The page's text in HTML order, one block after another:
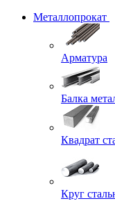
Металлопрокат
Арматура
Балка
Квадрат
Круг